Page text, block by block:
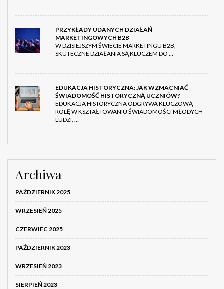
PRZYKŁADY UDANYCH DZIAŁAŃ
MARKETINGOWYCH B2B
W DZISIEJSZYM ŚWIECIE MARKETINGU B2B,
SKUTECZNE DZIAŁANIA SĄ KLUCZEM DO …
EDUKACJA HISTORYCZNA: JAK WZMACNIAĆ
ŚWIADOMOŚĆ HISTORYCZNĄ UCZNIÓW?
EDUKACJA HISTORYCZNA ODGRYWA KLUCZOWĄ
ROLĘ W KSZTAŁTOWANIU ŚWIADOMOŚCI MŁODYCH
LUDZI, …
Archiwa
PAŹDZIERNIK 2025
WRZESIEŃ 2025
CZERWIEC 2025
PAŹDZIERNIK 2023
WRZESIEŃ 2023
SIERPIEŃ 2023